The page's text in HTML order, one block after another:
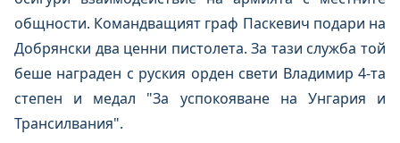
общности. Командващият граф Паскевич подари на
Добрянски два ценни пистолета. За тази служба той
беше награден с руския орден свети Владимир 4-та
степен и медал "За успокояване на Унгария и
Трансилвания".